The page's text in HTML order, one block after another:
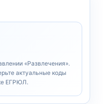
«Развлечения».
актуальные коды
ЕГРЮЛ.